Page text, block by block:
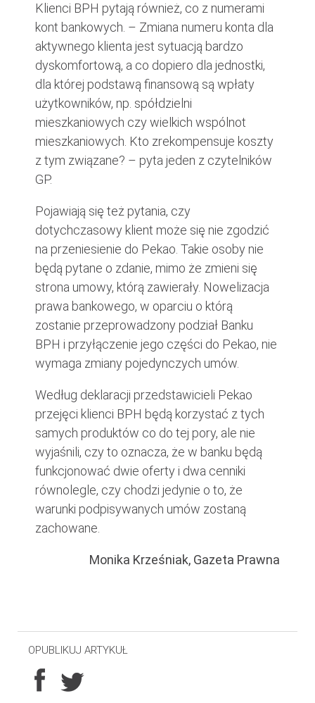
Klienci BPH pytają również, co z numerami
kont bankowych. – Zmiana numeru konta dla
aktywnego klienta jest sytuacją bardzo
dyskomfortową, a co dopiero dla jednostki,
dla której podstawą finansową są wpłaty
użytkowników, np. spółdzielni
mieszkaniowych czy wielkich wspólnot
mieszkaniowych. Kto zrekompensuje koszty
z tym związane? – pyta jeden z czytelników
GP.
Pojawiają się też pytania, czy
dotychczasowy klient może się nie zgodzić
na przeniesienie do Pekao. Takie osoby nie
będą pytane o zdanie, mimo że zmieni się
strona umowy, którą zawierały. Nowelizacja
prawa bankowego, w oparciu o którą
zostanie przeprowadzony podział Banku
BPH i przyłączenie jego części do Pekao, nie
wymaga zmiany pojedynczych umów.
Według deklaracji przedstawicieli Pekao
przejęci klienci BPH będą korzystać z tych
samych produktów co do tej pory, ale nie
wyjaśnili, czy to oznacza, że w banku będą
funkcjonować dwie oferty i dwa cenniki
równolegle, czy chodzi jedynie o to, że
warunki podpisywanych umów zostaną
zachowane.
Monika Krześniak, Gazeta Prawna
OPUBLIKUJ ARTYKUŁ